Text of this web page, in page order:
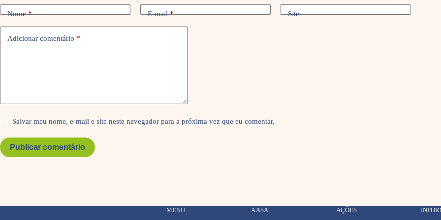
Nome* E-mail* Site
Adicionar comentário *
Salvar meu nome, e-mail e site neste navegador para a próxima vez que eu comentar.
Publicar comentário
MENU A ASA AÇÕES